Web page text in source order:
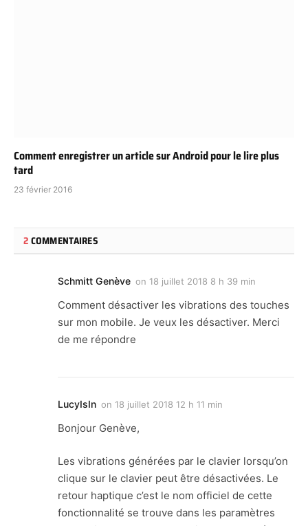
Comment enregistrer un article sur Android pour le lire plus
tard
23 février 2016
2COMMENTAIRES
Schmitt Genève on 18 juillet 2018 8 h 39 min
Comment désactiver les vibrations des touches
sur mon mobile. Je veux les désactiver. Merci
de me répondre
LucyIsIn on 18 juillet 2018 12 h 11 min
Bonjour Genève,
Les vibrations générées par le clavier lorsqu’on
clique sur le clavier peut être désactivées. Le
retour haptique c’est le nom officiel de cette
fonctionnalité se trouve dans les paramètres